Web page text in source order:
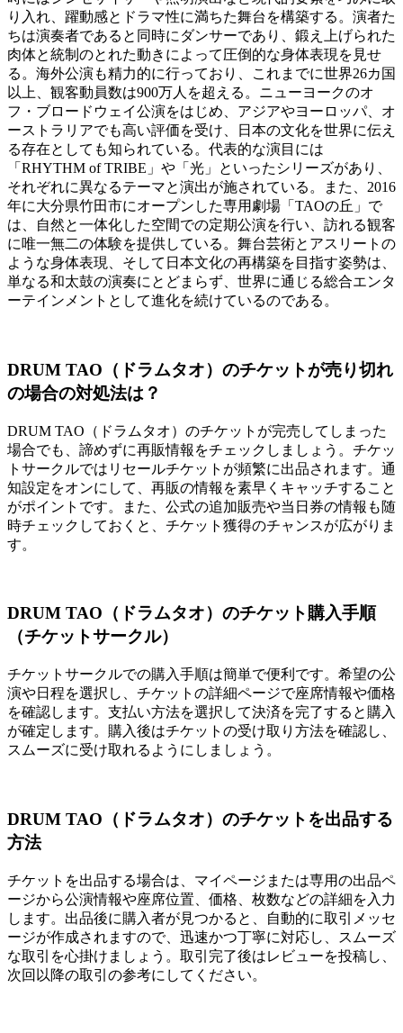
り入れ、躍動感とドラマ性に満ちた舞台を構築する。演者た
ちは演奏者であると同時にダンサーであり、鍛え上げられた
肉体と統制のとれた動きによって圧倒的な身体表現を見せ
る。海外公演も精力的に行っており、これまでに世界26カ国
以上、観客動員数は900万人を超える。ニューヨークのオ
フ・ブロードウェイ公演をはじめ、アジアやヨーロッパ、オ
ーストラリアでも高い評価を受け、日本の文化を世界に伝え
る存在としても知られている。代表的な演目には
「RHYTHM of TRIBE」や「光」といったシリーズがあり、
それぞれに異なるテーマと演出が施されている。また、2016
年に大分県竹田市にオープンした専用劇場「TAOの丘」で
は、自然と一体化した空間での定期公演を行い、訪れる観客
に唯一無二の体験を提供している。舞台芸術とアスリートの
ような身体表現、そして日本文化の再構築を目指す姿勢は、
単なる和太鼓の演奏にとどまらず、世界に通じる総合エンタ
ーテインメントとして進化を続けているのである。
DRUM TAO（ドラムタオ）のチケットが売り切れ
の場合の対処法は？
DRUM TAO（ドラムタオ）のチケットが完売してしまった
場合でも、諦めずに再販情報をチェックしましょう。チケッ
トサークルではリセールチケットが頻繁に出品されます。通
知設定をオンにして、再販の情報を素早くキャッチすること
がポイントです。また、公式の追加販売や当日券の情報も随
時チェックしておくと、チケット獲得のチャンスが広がりま
す。
DRUM TAO（ドラムタオ）のチケット購入手順
（チケットサークル）
チケットサークルでの購入手順は簡単で便利です。希望の公
演や日程を選択し、チケットの詳細ページで座席情報や価格
を確認します。支払い方法を選択して決済を完了すると購入
が確定します。購入後はチケットの受け取り方法を確認し、
スムーズに受け取れるようにしましょう。
DRUM TAO（ドラムタオ）のチケットを出品する
方法
チケットを出品する場合は、マイページまたは専用の出品ペ
ージから公演情報や座席位置、価格、枚数などの詳細を入力
します。出品後に購入者が見つかると、自動的に取引メッセ
ージが作成されますので、迅速かつ丁寧に対応し、スムーズ
な取引を心掛けましょう。取引完了後はレビューを投稿し、
次回以降の取引の参考にしてください。